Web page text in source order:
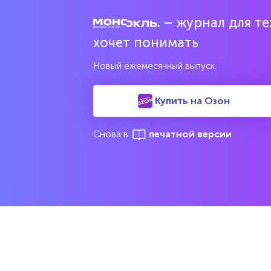
Попробовать бесплатно
Читать за 180 руб
Соцсети
Темы
– журнал для
хочет понимать
Новый ежемесячный выпуск.
Купить на Озон
Снова в печатной версии